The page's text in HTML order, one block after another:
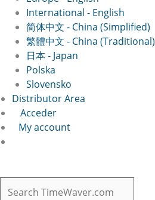
International - English
简体中文 - China (Simplified)
繁體中文 - China (Traditional)
日本 - Japan
Polska
Slovensko
Distributor Area
Acceder
My account